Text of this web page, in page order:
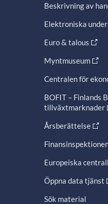
Beskrivning av
Elektroniska
Euro & talous
Myntmuseum
Centralen för
BOFIT – Finlands
tillväxtmarknader
Årsberättelse
Europeiska
Öppna data tjänst
Sök material